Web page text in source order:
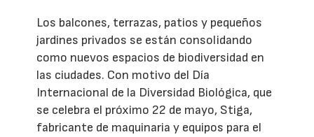
Los balcones, terrazas, patios y pequeños
jardines privados se están consolidando
como nuevos espacios de biodiversidad en
las ciudades. Con motivo del Día
Internacional de la Diversidad Biológica, que
se celebra el próximo 22 de mayo, Stiga,
fabricante de maquinaria y equipos para el